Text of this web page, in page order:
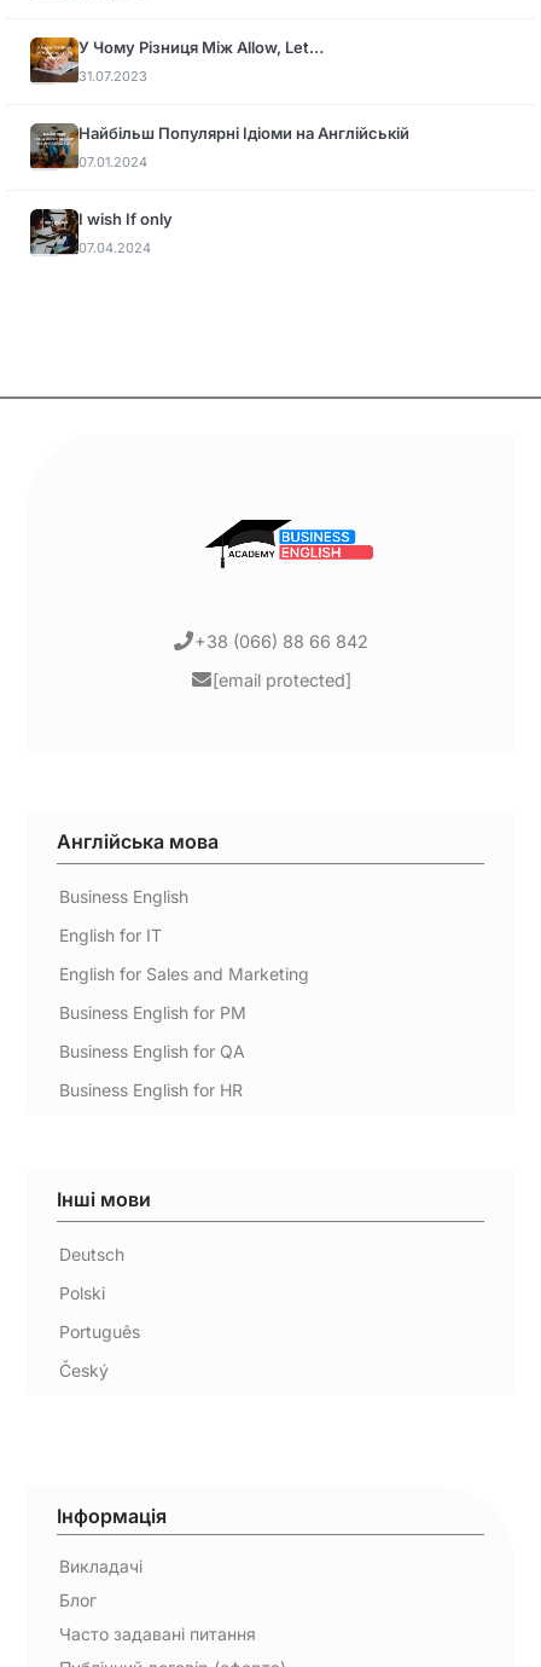
У Чому Різниця Між Allow, Let…
31.07.2023
Найбільш Популярні Ідіоми на Англійській
07.01.2024
I wish If only
07.04.2024
+38 (066) 88 66 842
[email protected]
Англійська мова
Business English
English for IT
English for Sales and Marketing
Business English for PM
Business English for QA
Business English for HR
Інші мови
Deutsch
Polski
Português
Český
Інформація
Викладачі
Блог
Часто задавані питання